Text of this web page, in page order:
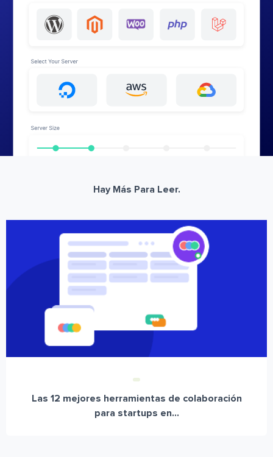
Hay Más Para Leer.
Las 12 mejores herramientas de colaboración
para startups en...